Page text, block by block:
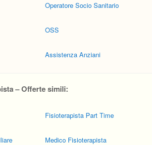
Operatore Socio Sanitario
OSS
Assistenza Anziani
– Offerte simili:
Fisioterapista Part Time
Medico Fisioterapista